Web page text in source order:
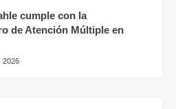
cumple con la
de Atención Múltiple en
2026